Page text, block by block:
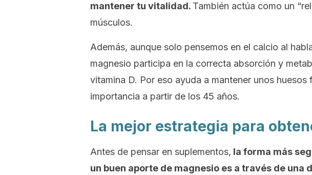
mantener tu vitalidad. También actúa como un
músculos.
Además, aunque solo pensemos en el calcio al
magnesio participa en la correcta absorción y
vitamina D. Por eso ayuda a mantener unos huesos
importancia a partir de los 45 años.
La mejor estrategia para
Antes de pensar en suplementos, la forma más
un buen aporte de magnesio es a través de una